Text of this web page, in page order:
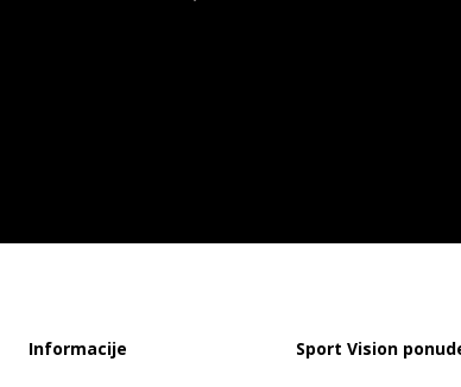
Informacije Sport Vision